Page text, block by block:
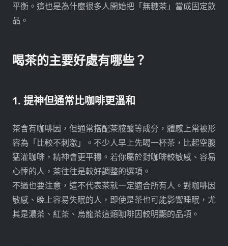
平衡。這也是為什麼很多人開始把「無糖茶」當成固定飲
品。
喝茶的主要好處有哪些？
1. 提神但通常比咖啡更溫和
茶含有咖啡因，但通常搭配茶胺酸等成分，體感上常被形
容為「比較不刺激」。不少人早上先喝一杯茶，比起空腹
猛灌咖啡，精神會更平穩。若你屬於對咖啡較敏感、容易
心悸的人，茶往往是較好調整的選項。
不過也要注意，這不代表茶就一定適合所有人。對咖啡因
敏感、晚上容易失眠的人，即使是茶也可能影響睡眠，尤
其是濃茶、紅茶、烏龍茶這類咖啡因較明顯的品項。